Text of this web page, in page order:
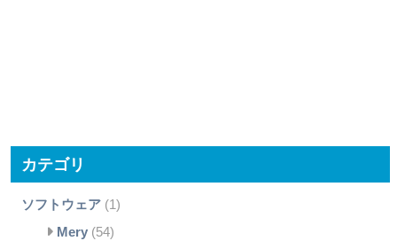
カテゴリ
ソフトウェア(1)
Mery(54)